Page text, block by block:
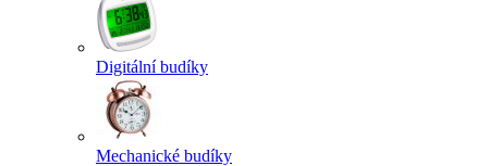
Digitální budíky
Mechanické budíky